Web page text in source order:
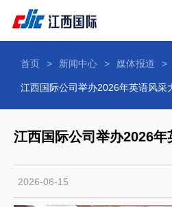
首页 > 新闻中心 > 媒体报道 >
江西国际公司举办2026年英语风采
江西国际公司举办2026年
2026-06-15